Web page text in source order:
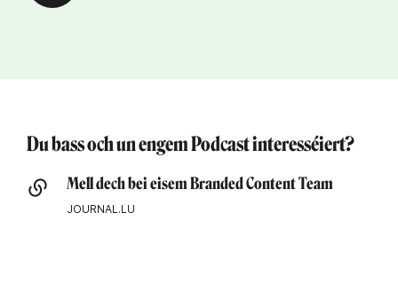
Du bass och un engem Podcast interesséiert?
Mell dech bei eisem Branded Content Team
JOURNAL.LU